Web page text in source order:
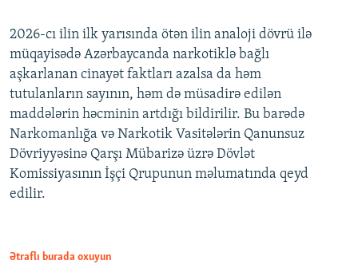
2026-cı ilin ilk yarısında ötən ilin analoji dövrü ilə
müqayisədə Azərbaycanda narkotiklə bağlı
aşkarlanan cinayət faktları azalsa da həm
tutulanların sayının, həm də müsadirə edilən
maddələrin həcminin artdığı bildirilir. Bu barədə
Narkomanlığa və Narkotik Vasitələrin Qanunsuz
Dövriyyəsinə Qarşı Mübarizə üzrə Dövlət
Komissiyasının İşçi Qrupunun məlumatında qeyd
edilir.
Ətraflı burada oxuyun